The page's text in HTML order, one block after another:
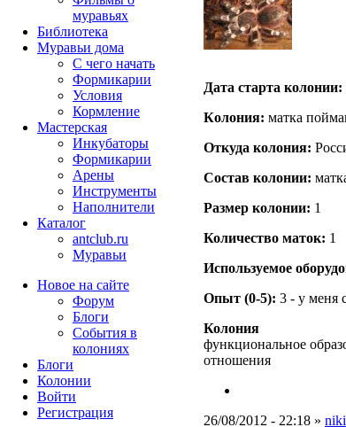
Дата старта кoлонии:
Кoлония: матка
Откуда кoлония:
Состав кoлонии:
Размер кoлонии: 1
Количество маток: 1
Используемое
Опыт (0-5): 3 - у меня
Колония
функциональное
отношения
26/08/2012 - 22:18 »
муравьях
Библиотека
Муравьи дома
С чего начать
Формикарии
Условия
Кормление
Мастерская
Инкубаторы
Формикарии
Арены
Инструменты
Наполнители
Каталог
antclub.ru
Муравьи
Новое на сайте
Форум
Блоги
События в
колониях
Блоги
Колонии
Войти
Peгиcтpaция